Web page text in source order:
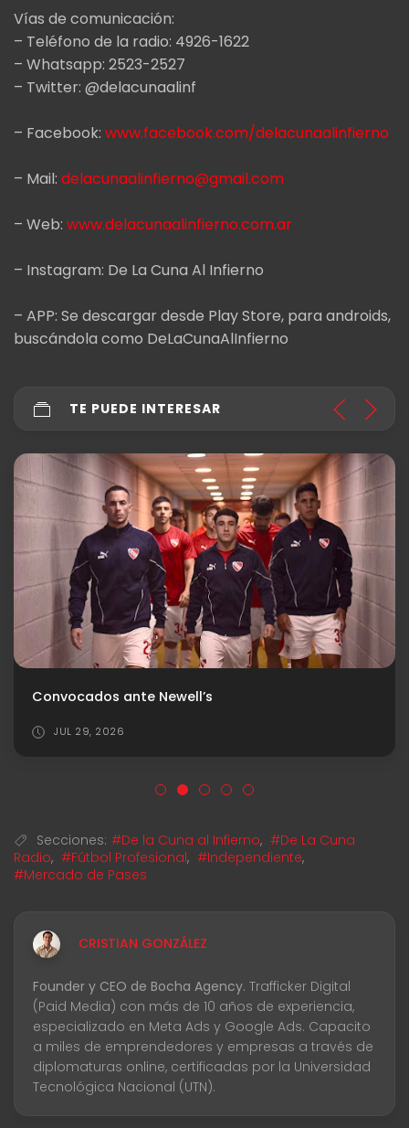
Vías de comunicación:
– Teléfono de la radio: 4926-1622
– Whatsapp: 2523-2527
– Twitter: @delacunaalinf
– Facebook: www.facebook.com/delacunaalinfierno
– Mail: delacunaalinfierno@gmail.com
– Web: www.delacunaalinfierno.com.ar
– Instagram: De La Cuna Al Infierno
– APP: Se descargar desde Play Store, para androids,
buscándola como DeLaCunaAlInfierno
TE PUEDE INTERESAR
Convocados ante Newell’s
JUL 29, 2026
Secciones: #De la Cuna al Infierno, #De La Cuna
Radio, #Fútbol Profesional, #Independiente,
#Mercado de Pases
CRISTIAN GONZÁLEZ
Founder y CEO de Bocha Agency. Trafficker Digital
(Paid Media) con más de 10 años de experiencia,
especializado en Meta Ads y Google Ads. Capacito
a miles de emprendedores y empresas a través de
diplomaturas online, certificadas por la Universidad
Tecnológica Nacional (UTN).